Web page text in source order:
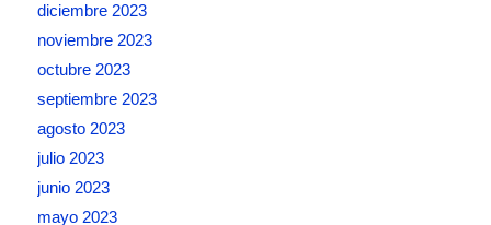
diciembre 2023
noviembre 2023
octubre 2023
septiembre 2023
agosto 2023
julio 2023
junio 2023
mayo 2023